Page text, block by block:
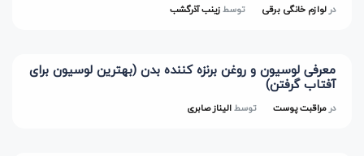
در لوازم خانگی برقی توسطزینب آذرگشب
معرفی لوسیون و روغن برنزه کننده بدن (بهترین لوسیون برای
آفتاب گرفتن)
در مراقبت پوست توسطالیناز صابری